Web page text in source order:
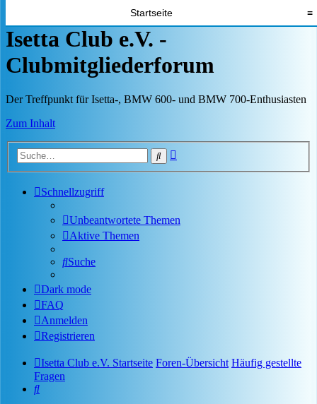
Startseite ≡
Isetta Club e.V. -
Clubmitgliederforum
Der Treffpunkt für Isetta-, BMW 600- und BMW 700-Enthusiasten
Zum Inhalt
Suche
Schnellzugriff
Unbeantwortete Themen
Aktive Themen
Suche
Dark mode
FAQ
Anmelden
Registrieren
Isetta Club e.V. Startseite Foren-Übersicht Häufig gestellte
Fragen
Suche